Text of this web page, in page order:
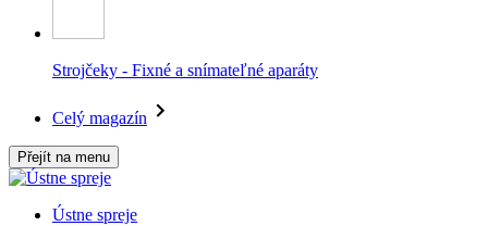
Strojčeky - Fixné a snímateľné aparáty
Celý magazín
Přejít na menu
Ústne spreje